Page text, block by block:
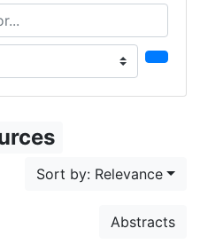
Sort by: Relevance
Abstracts